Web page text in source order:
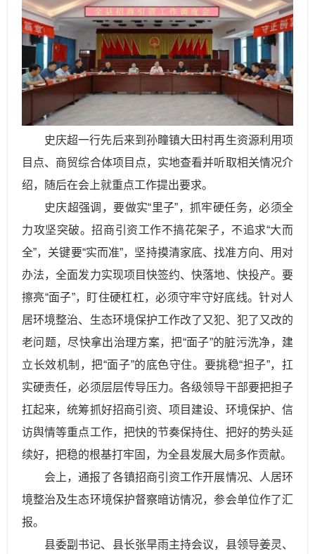
史庆超一行先后来到孙疃镇大田村再生资源利用项
目点、商贸综合体项目点，实地查看并听取相关情况介
绍，随后在会上就重点工作提出要求。
史庆超强调，要做实“里子”，抓牢硬任务，必须全
力攻坚突破。招商引资工作不搞花架子，不追求“大而
全”，关键要“实而准”，坚持摸清家底、找准方向、用对
办法，全面发力实现项目快签约、快落地、快投产。要
擦亮“面子”，盯住硬杠杠，必须守牢守好底线。针对人
居环境整治、生态环境保护工作改了又犯、犯了又改的
老问题，尽快拿出治理方案，把“面子”的脏污洗净，建
立长效机制，把“面子”的底色守住。要挑稳“担子”，扛
实硬责任，必须层层传导压力。各级领导干部要把担子
扛起来，统筹抓好招商引资、项目建设、环境保护、信
访舆情等重点工作，把快的节奏保持住、把好的势头延
续好，把稳的根基打牢固，为全县发展大局多作贡献。
会上，通报了各镇招商引资工作开展情况、人居环
境整治及生态环境保护督察暗访情况，参会单位作了汇
报。
县委副书记、县长张旱雨主持会议，县领导姜灵、